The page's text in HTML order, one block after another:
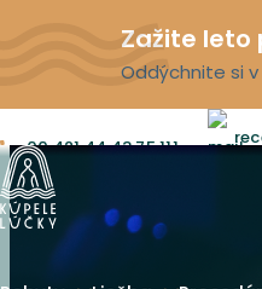
Zažite leto
Oddýchnite si
00 421 44 43 75 111